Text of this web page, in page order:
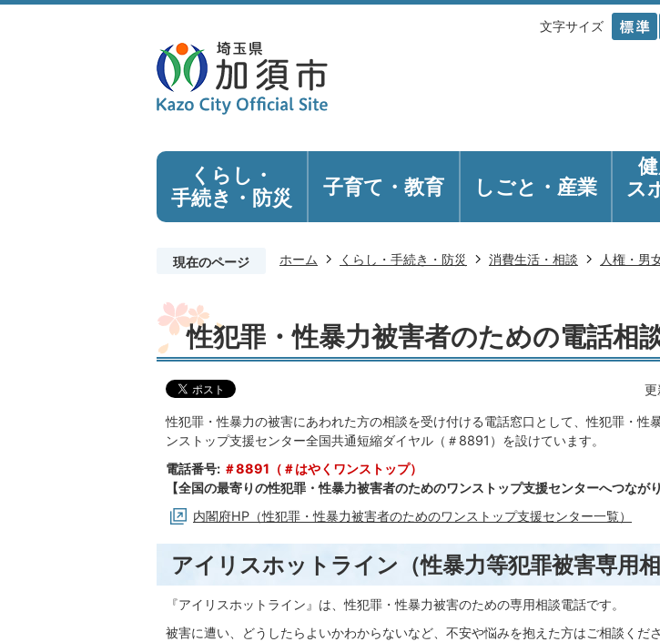
文字サイズ
くらし・
手続き ・防災 子育て・教育 しごと・産業
ス
現在のページ ホーム くらし・手続き・防災 消費生活・相談 人権・男
性犯罪・性暴力被害者のための電話相
更
性犯罪・性暴力の被害にあわれた方の相談を受け付ける電話窓口として、性犯罪・性
ンストップ支援センター全国共通短縮ダイヤル（＃8891）を設けています。
電話番号: ＃8891（＃はやくワンストップ）
【全国の最寄りの性犯罪・性暴力被害者のためのワンストップ支援センターへつながり
内閣府HP（性犯罪・性暴力被害者のためのワンストップ支援センター一覧）
アイリスホットライン（性暴力等犯罪被害専用相
『アイリスホットライン』は、性犯罪・性暴力被害のための専用相談電話です。
被害に遭い、どうしたらよいかわからないなど、不安や悩みを抱えた方はご相談くださ